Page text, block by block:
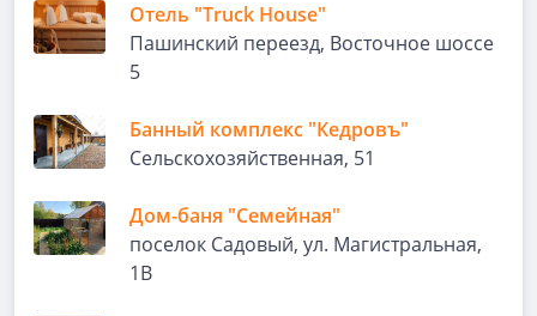
Отель "Truck House"
Пашинский переезд, Восточное шоссе
5
Банный комплекс "Кедровъ"
Сельскохозяйственная, 51
Дом-баня "Семейная"
поселок Садовый, ул. Магистральная,
1В